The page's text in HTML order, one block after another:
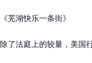
《芜湖快乐一条街》
除了法庭上的较量，美国